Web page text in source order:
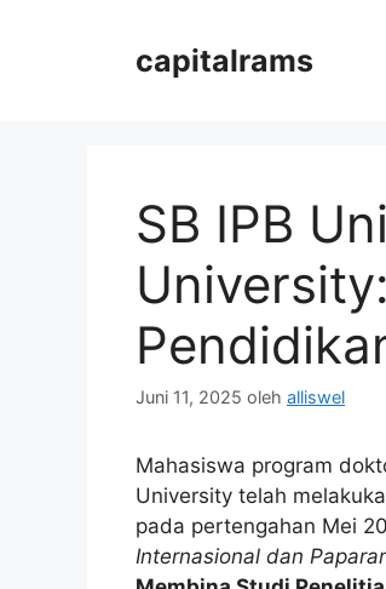
capitalrams
SB IPB
Juni 11, 2025 oleh alliswel
Mahasiswa program
University telah
pada pertengahan Mei
Internasional dan